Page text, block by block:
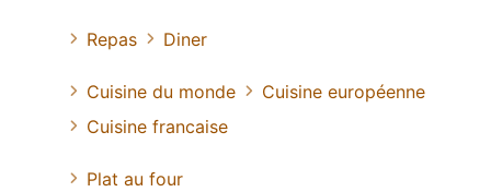
Repas Diner
Cuisine du monde
Cuisine européenne
Cuisine francaise
Plat au four